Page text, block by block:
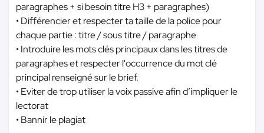
paragraphes + si besoin titre H3 + paragraphes)
• Différencier et respecter ta taille de la police pour
chaque partie : titre / sous titre / paragraphe
• Introduire les mots clés principaux dans les titres de
paragraphes et respecter l'occurrence du mot clé
principal renseigné sur le brief.
• Eviter de trop utiliser la voix passive afin d’impliquer le
lectorat
• Bannir le plagiat